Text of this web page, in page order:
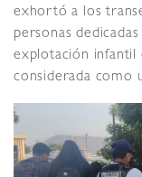
exhortó a los
personas
explotación infantil
considerada como